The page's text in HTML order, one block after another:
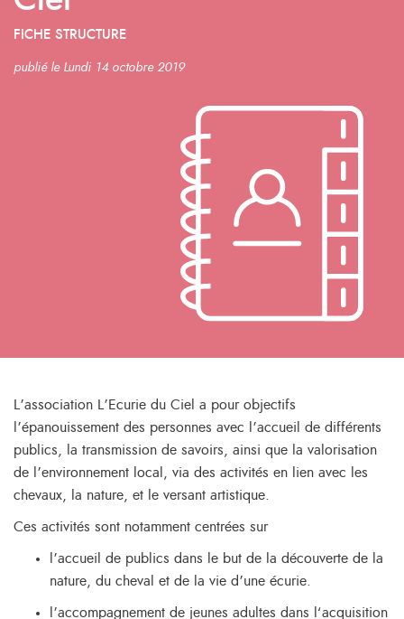
FICHE STRUCTURE
publié le Lundi 14 octobre 2019
L’association L’Ecurie du Ciel a pour objectifs
l’épanouissement des personnes avec l’accueil de différents
publics, la transmission de savoirs, ainsi que la valorisation
de l’environnement local, via des activités en lien avec les
chevaux, la nature, et le versant artistique.
Ces activités sont notamment centrées sur
l’accueil de publics dans le but de la découverte de la
nature, du cheval et de la vie d’une écurie.
l’accompagnement de jeunes adultes dans l‘acquisition